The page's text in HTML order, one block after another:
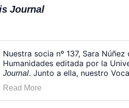
Journal
Nuestra socia nº 137, Sara
Humanidades editada por la
Journal. Junto a ella, nuestro
Read More